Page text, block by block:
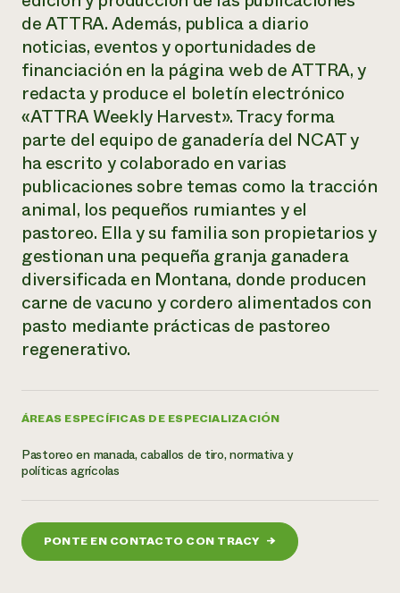
Informes anuales y financieros
Historias de impacto
Informe de
impacto 2024
LEER EL INFORME
Latinos en la agricultura
Sistemas alimentarios locales
Agricultura urbana
Las mujeres en la agricultura
Evento anual de reciclaje de productos electrónicos
Programa de descuentos de NorthWestern Energy
Servicios energéticos comerciales
Servicios energéticos residenciales
LIHEAP
Centro de intercambio de información AgriSolar
Blog
Podcasts
Publicaciones
Cursos cortos
Vídeos
Oportunidades de financiación
Noticias
Internship Hub
Buscar prácticas
Contratar a un becario
Llame a la
directa de
1-800-346-
Asociaciones empresariales
Donar
Donaciones planificadas
Boletín
Consultas de los medios de comunicación
Todos
contribuyen a la
resiliencia de la
comunidad.
DONAR AHORA
ÁREAS ESPECÍFICAS DE ESPECIALIZACIÓN
Pastoreo en manada, caballos de tiro, normativa y
políticas agrícolas
PONTE EN CONTACTO CON TRACY →
de ATTRA. Además, publica a diario
noticias, eventos y oportunidades de
financiación en la página web de ATTRA, y
redacta y produce el boletín electrónico
«ATTRA Weekly Harvest». Tracy forma
parte del equipo de ganadería del NCAT y
ha escrito y colaborado en varias
publicaciones sobre temas como la tracción
animal, los pequeños rumiantes y el
pastoreo. Ella y su familia son propietarios y
gestionan una pequeña granja ganadera
diversificada en Montana, donde producen
carne de vacuno y cordero alimentados con
pasto mediante prácticas de pastoreo
regenerativo.